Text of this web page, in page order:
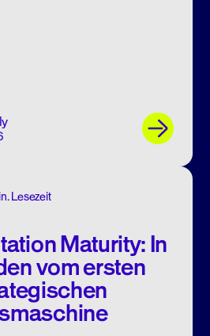
Lesezeit
Maturity: In
vom ersten